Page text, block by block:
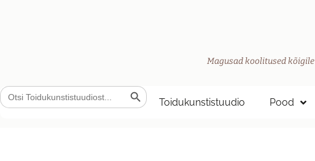
Magusad koolitused kõigile
Search
for:
Search Button
Toidukunstistuudio Pood